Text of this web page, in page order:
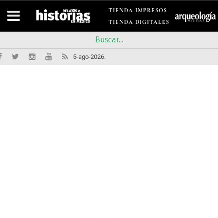
TIENDA IMPRESOS
TIENDA DIGITALES
5-ago-2026.